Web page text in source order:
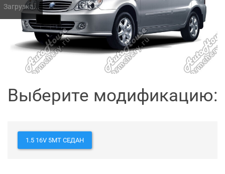
Загрузка...
Выберите модификацию:
1.5 16V 5MT СЕДАН